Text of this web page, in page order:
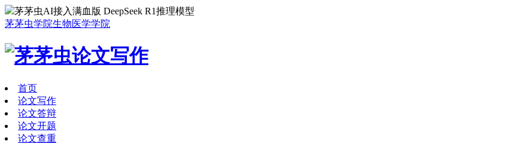
茅茅虫AI接入满血版 DeepSeek R1推理模型
茅茅虫学院生物医学学院
首页
论文写作
论文答辩
论文开题
论文查重